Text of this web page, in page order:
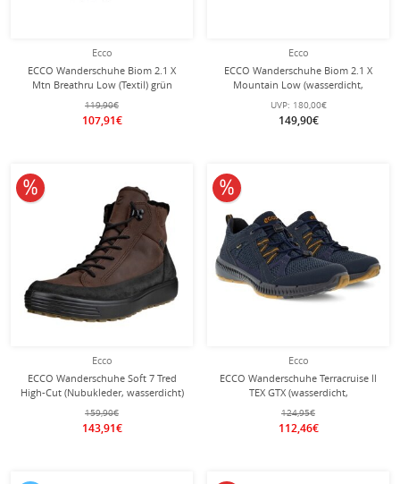
Ecco
ECCO Wanderschuhe Biom 2.1 X
Mtn Breathru Low (Textil) grün
Herren
119,90€
107,91€
Ecco
ECCO Wanderschuhe Biom 2.1 X
Mountain Low (wasserdicht,
Nubukleder) blau Herren
UVP: 180,00€
149,90€
Ecco
ECCO Wanderschuhe Soft 7 Tred
High-Cut (Nubukleder, wasserdicht)
schwarz/braun Herren
159,90€
143,91€
10% reduziert
Ecco
ECCO Wanderschuhe Terracruise ll
TEX GTX (wasserdicht,
strapazierfähige Sohle) dunkelblau
Herren
124,95€
112,46€
10% reduziert